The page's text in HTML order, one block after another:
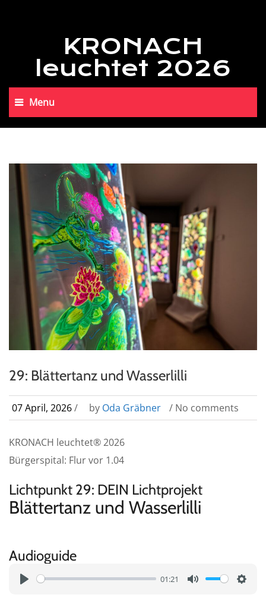
KRONACH
leuchtet 2026
Menu
29: Blättertanz und Wasserlilli
07 April, 2026/ by Oda Gräbner / No comments
KRONACH leuchtet® 2026
Bürgerspital: Flur vor 1.04
Lichtpunkt 29: DEIN Lichtprojekt
Blättertanz und Wasserlilli
Audioguide
01:21